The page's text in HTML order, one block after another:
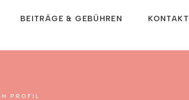
BEITRÄGE & GEBÜHREN KONTAKT
PROFIL